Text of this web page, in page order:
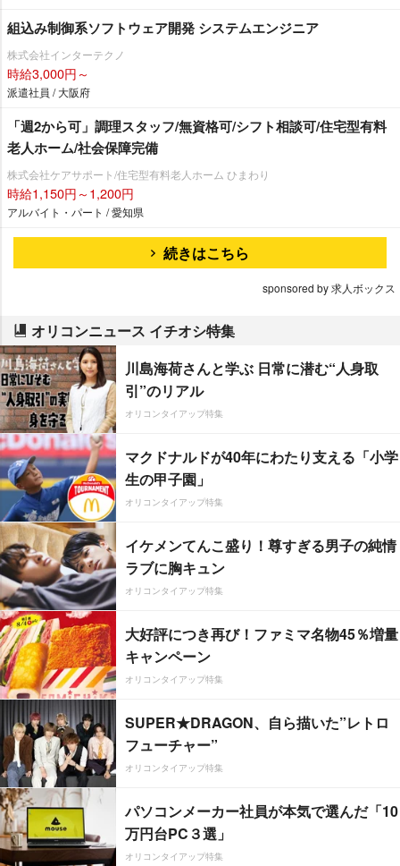
組込み制御系ソフトウェア開発 システムエンジニア
株式会社インターテクノ
時給3,000円～
派遣社員 / 大阪府
「週2から可」調理スタッフ/無資格可/シフト相談可/住宅型有料
老人ホーム/社会保障完備
株式会社ケアサポート/住宅型有料老人ホーム ひまわり
時給1,150円～1,200円
アルバイト・パート / 愛知県
続きはこちら
sponsored by 求人ボックス
オリコンニュース イチオシ特集
川島海荷さんと学ぶ 日常に潜む“人身取
引”のリアル
オリコンタイアップ特集
マクドナルドが40年にわたり支える「小学
生の甲子園」
オリコンタイアップ特集
イケメンてんこ盛り！尊すぎる男子の純情
ラブに胸キュン
オリコンタイアップ特集
大好評につき再び！ファミマ名物45％増量
キャンペーン
オリコンタイアップ特集
SUPER★DRAGON、自ら描いた”レトロ
フューチャー”
オリコンタイアップ特集
パソコンメーカー社員が本気で選んだ「10
万円台PC３選」
オリコンタイアップ特集